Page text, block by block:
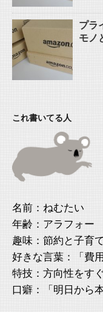
プラ
モノ
これ書いてる人
名前：ねむたい
年齢：アラフォー
趣味：節約と子育
好きな言葉：「費
特技：方向性をす
口癖：「明日から